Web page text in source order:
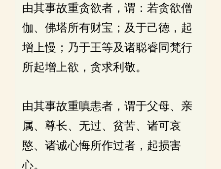
由其事故重贪欲者，谓：若贪欲僧
伽、佛塔所有财宝；及于己德，起
增上慢；乃于王等及诸聪睿同梵行
所起增上欲，贪求利敬。
由其事故重嗔恚者，谓于父母、亲
属、尊长、无过、贫苦、诸可哀
愍、诸诚心悔所作过者，起损害
心。